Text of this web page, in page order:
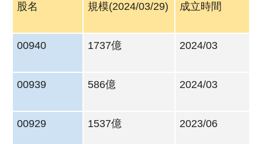
股名 規模(2024/03/29) 成立時間
00940 1737億 2024/03
00939 586億 2024/03
00929 1537億 2023/06